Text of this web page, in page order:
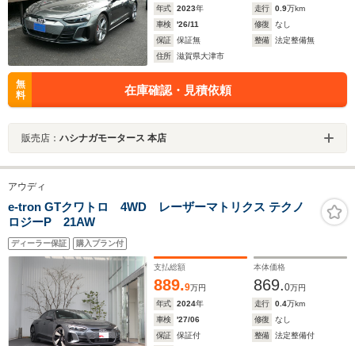
年式 2023年 走行 0.9万km
車検
'26/11 修復
なし
保証
保証無 整備
法定整備無
住所
滋賀県大津市
無
料
在庫確認・見積依頼
販売店： ハシナガモータース 本店
アウディ
e-tron GTクワトロ 4WD レーザーマトリクス テクノ
ロジーP 21AW
ディーラー保証 購入プラン付
支払総額
889.9万円
本体価格
869.0万円
年式
2024年 走行 0.4万km
車検
'27/06 修復
なし
保証
保証付 整備
法定整備付